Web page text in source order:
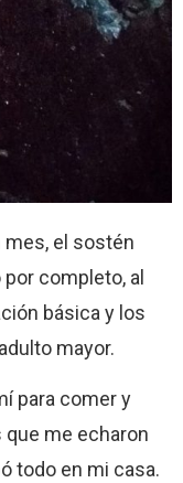
mes, el sostén
completo, al
básica y los
mayor.
para comer y
que me echaron
todo en mi casa.